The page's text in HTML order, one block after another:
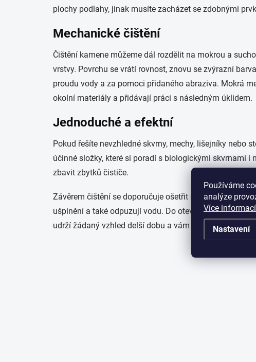
Používáme
analýze
Více informací
Nastavení
plochy podlahy, jinak musíte zacházet se zdobnými
Mechanické čištění
Čištění kamene můžeme dál rozdělit na mokrou a
vrstvy. Povrchu se vrátí rovnost, znovu se zvýrazní
proudu vody a za pomoci přidaného abraziva. Mokrá
okolní materiály a přidávají práci s následným úklidem.
Jednoduché a efektní
Pokud řešíte nevzhledné skvrny, mechy, lišejníky nebo
účinné složky, které si poradí s biologickými skvrnami
zbavit zbytků čističe.
Závěrem čištění se doporučuje ošetřit nebo dokonce
ušpinění a také odpuzují vodu. Do otevřených pórů se
udrží žádaný vzhled delší dobu a vám do budoucna